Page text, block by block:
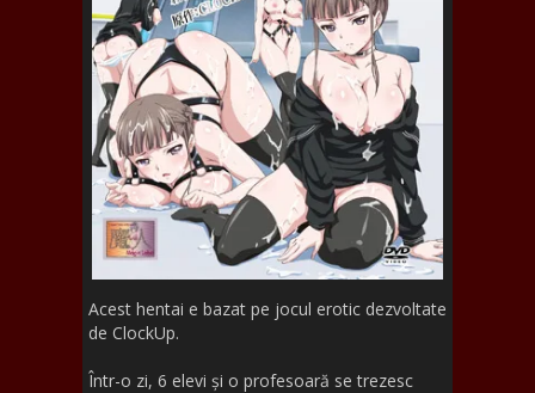
Acest hentai e bazat pe jocul erotic dezvoltate
de ClockUp.
Într-o zi, 6 elevi și o profesoară se trezesc